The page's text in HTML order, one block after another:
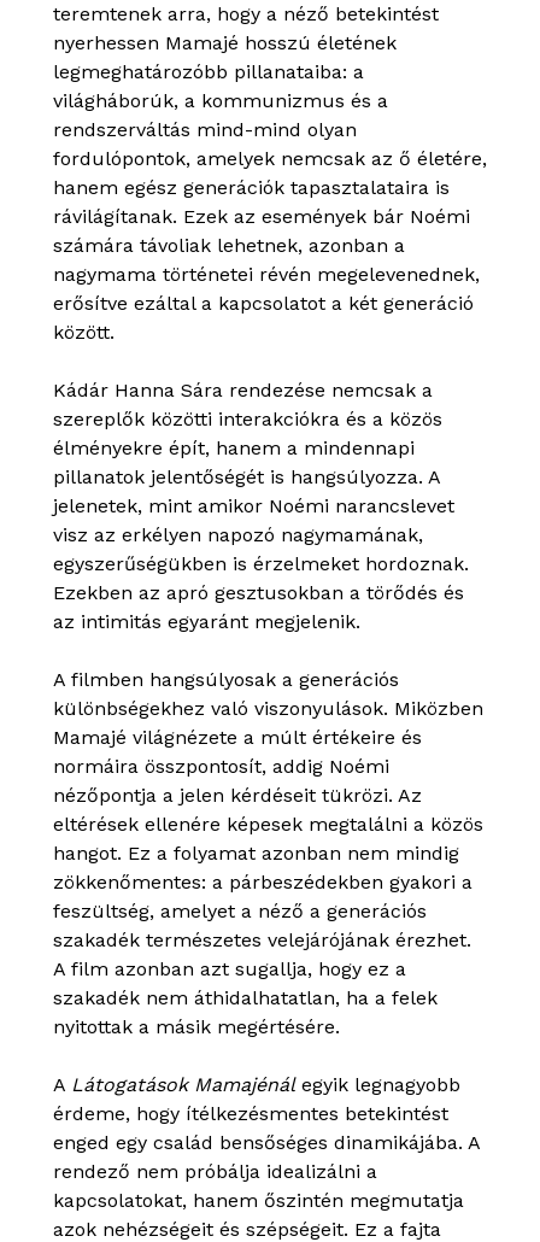
teremtenek arra, hogy a néző betekintést
nyerhessen Mamajé hosszú életének
legmeghatározóbb pillanataiba: a
világháborúk, a kommunizmus és a
rendszerváltás mind-mind olyan
fordulópontok, amelyek nemcsak az ő életére,
hanem egész generációk tapasztalataira is
rávilágítanak. Ezek az események bár Noémi
számára távoliak lehetnek, azonban a
nagymama történetei révén megelevenednek,
erősítve ezáltal a kapcsolatot a két generáció
között.
Kádár Hanna Sára rendezése nemcsak a
szereplők közötti interakciókra és a közös
élményekre épít, hanem a mindennapi
pillanatok jelentőségét is hangsúlyozza. A
jelenetek, mint amikor Noémi narancslevet
visz az erkélyen napozó nagymamának,
egyszerűségükben is érzelmeket hordoznak.
Ezekben az apró gesztusokban a törődés és
az intimitás egyaránt megjelenik.
A filmben hangsúlyosak a generációs
különbségekhez való viszonyulások. Miközben
Mamajé világnézete a múlt értékeire és
normáira összpontosít, addig Noémi
nézőpontja a jelen kérdéseit tükrözi. Az
eltérések ellenére képesek megtalálni a közös
hangot. Ez a folyamat azonban nem mindig
zökkenőmentes: a párbeszédekben gyakori a
feszültség, amelyet a néző a generációs
szakadék természetes velejárójának érezhet.
A film azonban azt sugallja, hogy ez a
szakadék nem áthidalhatatlan, ha a felek
nyitottak a másik megértésére.
A Látogatások Mamajénálegyik legnagyobb
érdeme, hogy ítélkezésmentes betekintést
enged egy család bensőséges dinamikájába. A
rendező nem próbálja idealizálni a
kapcsolatokat, hanem őszintén megmutatja
azok nehézségeit és szépségeit. Ez a fajta